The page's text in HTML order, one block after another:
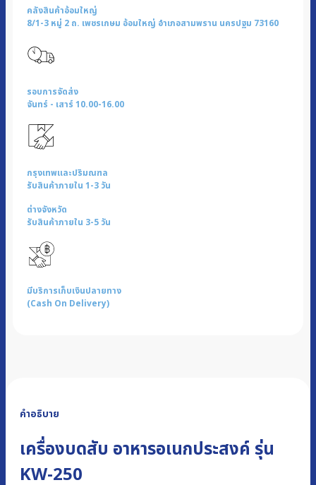
คลังสินค้าอ้อมใหญ่
8/1-3 หมู่ 2 ถ. เพชรเกษม อ้อมใหญ่ อำเภอสามพราน นครปฐม 73160
รอบการจัดส่ง
จันทร์ - เสาร์ 10.00-16.00
กรุงเทพและปริมณฑล
รับสินค้าภายใน 1-3 วัน
ต่างจังหวัด
รับสินค้าภายใน 3-5 วัน
มีบริการเก็บเงินปลายทาง
(Cash On Delivery)
คำอธิบาย
เครื่องบดสับ อาหารอเนกประสงค์ รุ่น
KW-250